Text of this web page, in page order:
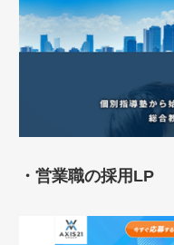
・営業職の採用LP